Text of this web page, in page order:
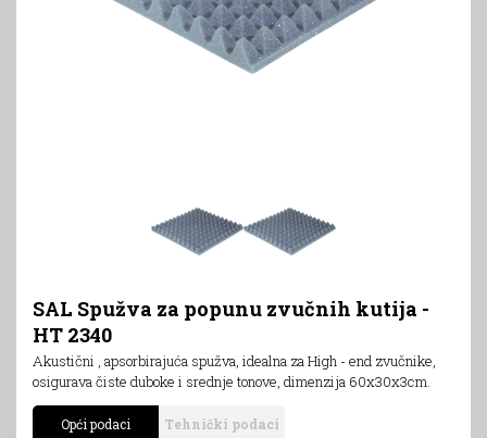
SAL Spužva za popunu zvučnih kutija -
HT 2340
Akustični , apsorbirajuća spužva, idealna za High - end zvučnike,
osigurava čiste duboke i srednje tonove, dimenzija 60x30x3cm.
Opći podaci Tehnički podaci